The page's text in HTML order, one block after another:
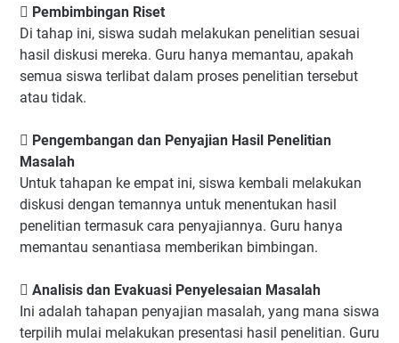
 Pembimbingan Riset
Di tahap ini, siswa sudah melakukan penelitian sesuai
hasil diskusi mereka. Guru hanya memantau, apakah
semua siswa terlibat dalam proses penelitian tersebut
atau tidak.
 Pengembangan dan Penyajian Hasil Penelitian
Masalah
Untuk tahapan ke empat ini, siswa kembali melakukan
diskusi dengan temannya untuk menentukan hasil
penelitian termasuk cara penyajiannya. Guru hanya
memantau senantiasa memberikan bimbingan.
 Analisis dan Evakuasi Penyelesaian Masalah
Ini adalah tahapan penyajian masalah, yang mana siswa
terpilih mulai melakukan presentasi hasil penelitian. Guru